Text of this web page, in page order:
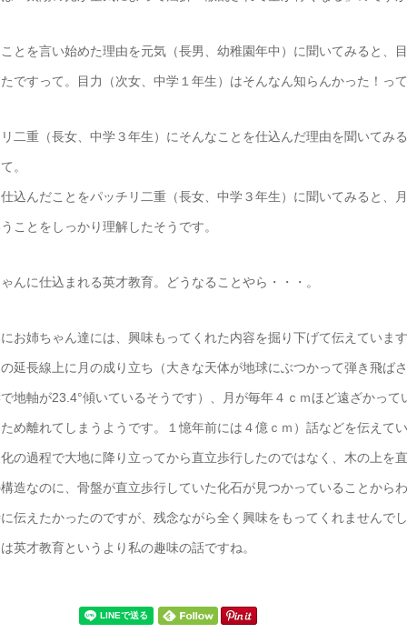
とを言い始めた理由を元気（長男、幼稚園年中）に聞いてみると、
ですって。目力（次女、中学１年生）はそんなん知らんかった！って
二重（長女、中学３年生）にそんなことを仕込んだ理由を聞いてみ
。
込んだことをパッチリ二重（長女、中学３年生）に聞いてみると、
ことをしっかり理解したそうです。
んに仕込まれる英才教育。どうなることやら・・・。
お姉ちゃん達には、興味もってくれた内容を掘り下げて伝えていま
延長線上に月の成り立ち（大きな天体が地球にぶつかって弾き飛ば
地軸が23.4°傾いているそうです）、月が毎年４ｃｍほど遠ざかっ
め離れてしまうようです。１憶年前には４億ｃｍ）話などを伝えて
の過程で大地に降り立ってから直立歩行したのではなく、木の上を
造なのに、骨盤が直立歩行していた化石が見つかっていることから
伝えたかったのですが、残念ながら全く興味をもってくれませんでし
英才教育というより私の趣味の話ですね。